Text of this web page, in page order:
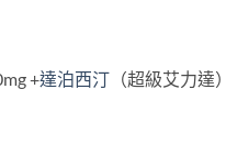
+達泊西汀 （超級艾力達